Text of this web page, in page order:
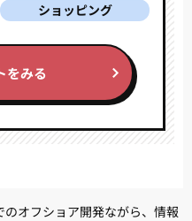
ショッピング
をみる
オフショア開発ながら、情報